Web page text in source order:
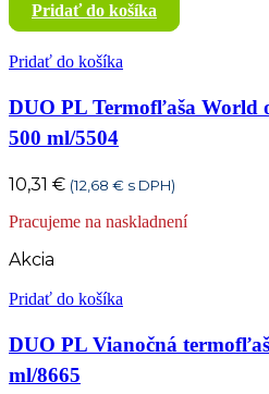
Pridať do košíka
Pridať do košíka
DUO PL Termofľaša World
500 ml/5504
10,31 € (12,68 € s DPH)
Pracujeme na naskladnení
Akcia
Pridať do košíka
DUO PL Vianočná
ml/8665